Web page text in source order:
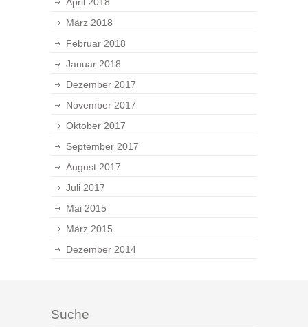
März 2018
Februar 2018
Januar 2018
Dezember 2017
November 2017
Oktober 2017
September 2017
August 2017
Juli 2017
Mai 2015
März 2015
Dezember 2014
Suche